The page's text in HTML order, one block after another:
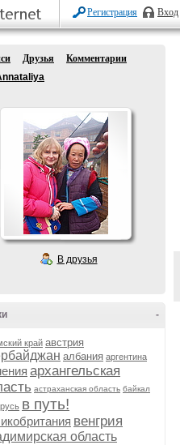
Регистрация Вход
Друзья
Комментарии
В друзья
-
край австрия
албания аргентина
архангельская
астраханская область байкал
в путь!
венгрия
область